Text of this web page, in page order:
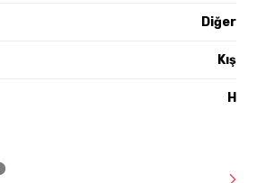
Diğer
Kış
H